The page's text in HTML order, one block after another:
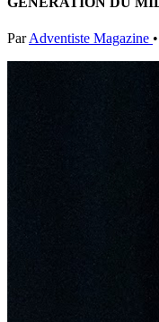
Par Adventiste Magazine •